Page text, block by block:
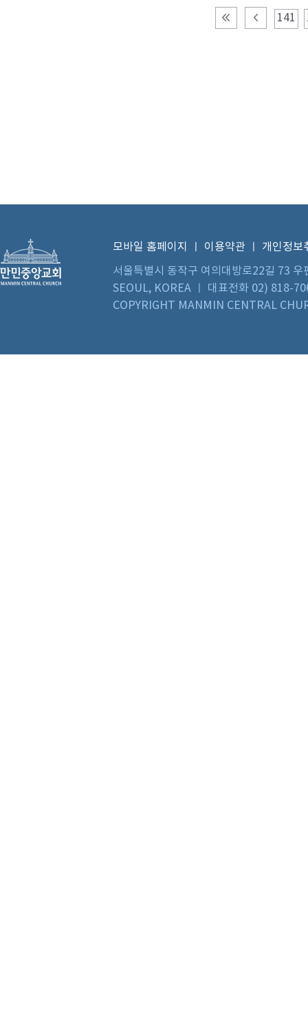
141
모바일 홈페이지 이용약관
개인정보
서울특별시 동작구 여의대방로22길 73
SEOUL, KOREA ㅣ 대표전화 02) 818-
COPYRIGHT MANMIN CENTRAL